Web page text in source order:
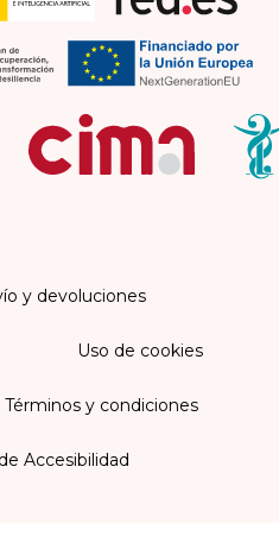
y devoluciones
Uso de cookies
Términos y condiciones
Accesibilidad